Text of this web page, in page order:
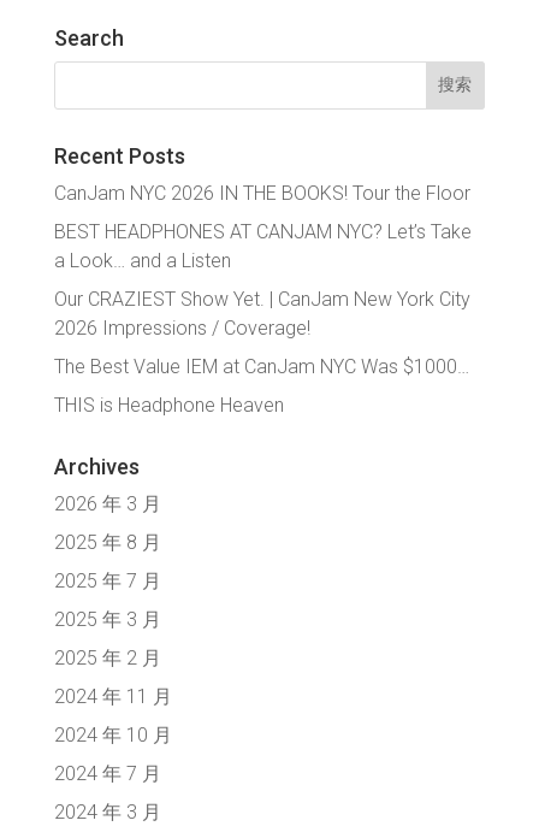
Search
搜
Recent Posts
CanJam NYC 2026 IN THE BOOKS! Tour the Floor
BEST HEADPHONES AT CANJAM NYC? Let’s Take
a Look… and a Listen
Our CRAZIEST Show Yet. | CanJam New York City
2026 Impressions / Coverage!
The Best Value IEM at CanJam NYC Was $1000…
THIS is Headphone Heaven
Archives
2026 年 3 月
2025 年 8 月
2025 年 7 月
2025 年 3 月
2025 年 2 月
2024 年 11 月
2024 年 10 月
2024 年 7 月
2024 年 3 月